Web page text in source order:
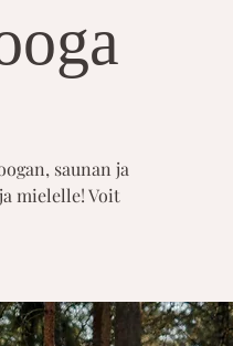
saunan ja
mielelle! Voit